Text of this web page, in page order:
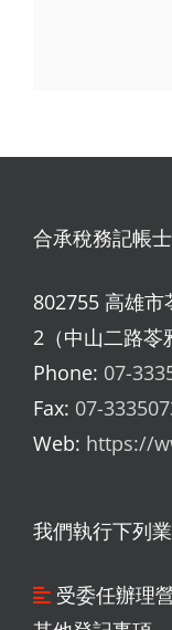
合承稅務記帳
802755 高雄市
2（中山二路苓
Phone: 07-
Fax: 07-
Web: https://
我們執行下列
受委任辦理